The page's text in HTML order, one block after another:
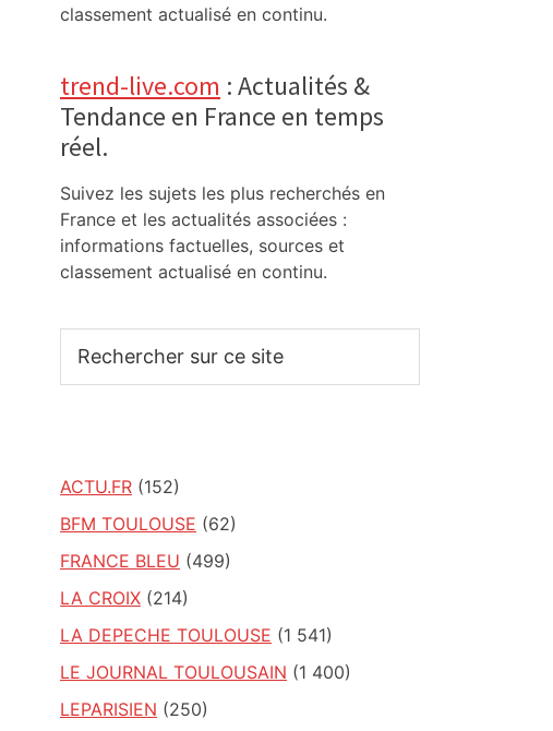
classement actualisé en continu.
trend-live.com : Actualités &
Tendance en France en temps
réel.
Suivez les sujets les plus recherchés en
France et les actualités associées :
informations factuelles, sources et
classement actualisé en continu.
sur
ACTU.FR (152)
BFM TOULOUSE (62)
FRANCE BLEU (499)
LA CROIX (214)
LA DEPECHE TOULOUSE (1 541)
LE JOURNAL TOULOUSAIN (1 400)
LEPARISIEN (250)